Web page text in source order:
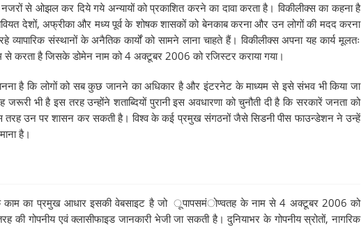
से ओझल कर दिये गये अन्यायों को प्रकाशित करने का दावा करता है। विकीलीक्स का कहना है
देशों, अफ्रीका और मध्य पूर्व के शोषक शासकों को बेनकाब करना और उन लोगों की मदद करना
संस्थानों के अनैतिक कार्यों को सामने लाना चाहते हैं। विकीलीक्स अपना यह कार्य मूलतः
करता है जिसके डोमेन नाम को 4 अक्टूबर 2006 को रजिस्टर कराया गया।
है कि लोगों को सब कुछ जानने का अधिकार है और इंटरनेट के माध्यम से इसे संभव भी किया जा
भी है इस तरह उन्होंने शताब्दियों पुरानी इस अवधारणा को चुनौती दी है कि सरकारें जनता को
उन पर शासन कर सकती है। विश्व के कई प्रमुख संगठनों जैसे सिडनी पीस फाउन्डेशन ने उन्हें
है।
के काम का प्रमुख आधार इसकी वेबसाइट है जो ूपापसमंोण्वतह के नाम से 4 अक्टूबर 2006 को
की गोपनीय एवं क्लासीफाइड जानकारी भेजी जा सकती है। दुनियाभर के गोपनीय स्रोतों, नागरिक